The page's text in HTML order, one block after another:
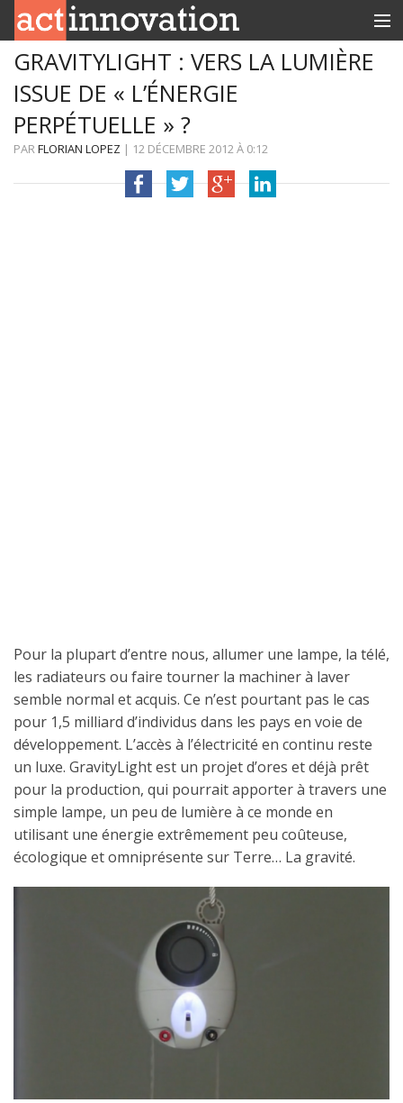
RUBRIQUES
INNOBOX
CONTACT
GRAVITYLIGHT : VERS LA LUMIÈRE
ISSUE DE « L’ÉNERGIE
PERPÉTUELLE » ?
PARFLORIAN LOPEZ | 12 DÉCEMBRE 2012À 0:12
Pour la plupart d’entre nous, allumer une lampe, la télé,
les radiateurs ou faire tourner la machiner à laver
semble normal et acquis. Ce n’est pourtant pas le cas
pour 1,5 milliard d’individus dans les pays en voie de
développement. L’accès à l’électricité en continu reste
un luxe. GravityLight est un projet d’ores et déjà prêt
pour la production, qui pourrait apporter à travers une
simple lampe, un peu de lumière à ce monde en
utilisant une énergie extrêmement peu coûteuse,
écologique et omniprésente sur Terre… La gravité.